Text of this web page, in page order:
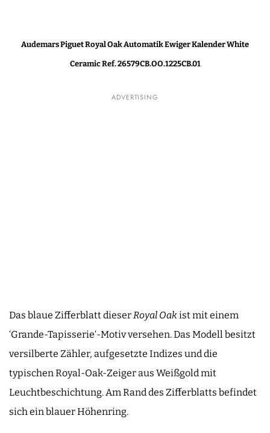
Audemars Piguet Royal Oak Automatik Ewiger Kalender White
Ceramic Ref. 26579CB.OO.1225CB.01
ADVERTISING
Das blaue Zifferblatt dieser Royal Oakist mit einem
‘Grande-Tapisserie‘-Motiv versehen. Das Modell besitzt
versilberte Zähler, aufgesetzte Indizes und die
typischen Royal-Oak-Zeiger aus Weißgold mit
Leuchtbeschichtung. Am Rand des Zifferblatts befindet
sich ein blauer Höhenring.